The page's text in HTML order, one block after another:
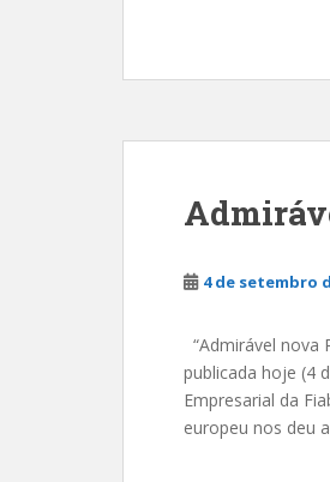
4 de setembro
“Admirável nova
publicada hoje (4
Empresarial da
europeu nos deu